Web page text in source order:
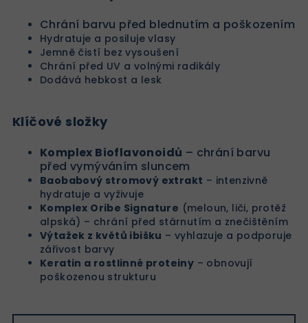
Chrání barvu před blednutím a poškozením
Hydratuje a posiluje vlasy
Jemně čistí bez vysoušení
Chrání před UV a volnými radikály
Dodává hebkost a lesk
Klíčové složky
Komplex Bioflavonoidů – chrání barvu
před vymýváním sluncem
Baobabový stromový extrakt – intenzivně
hydratuje a vyživuje
Komplex Oribe Signature (meloun, liči, protěž
alpská) – chrání před stárnutím a znečištěním
Výtažek z květů ibišku – vyhlazuje a podporuje
zářivost barvy
Keratin a rostlinné proteiny – obnovují
poškozenou strukturu